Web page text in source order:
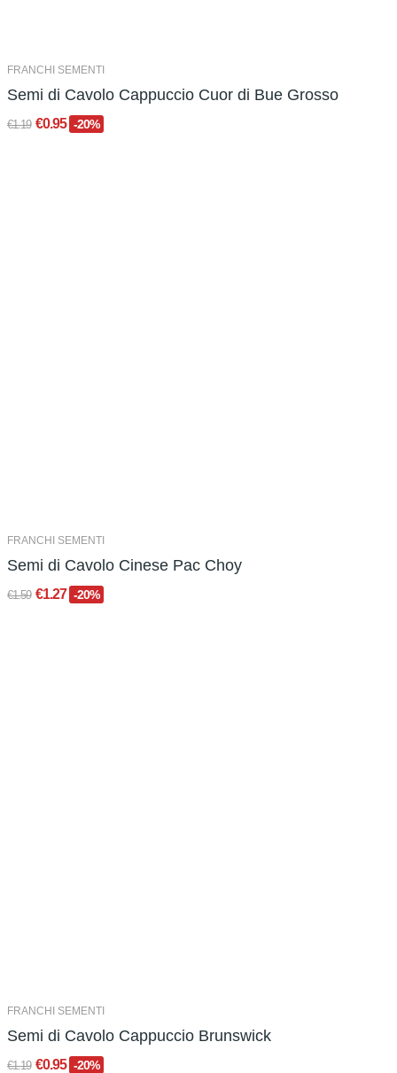
FRANCHI SEMENTI
Semi di Cavolo Cappuccio Cuor di Bue Grosso
€1.19 €0.95 -20%
FRANCHI SEMENTI
Semi di Cavolo Cinese Pac Choy
€1.59 €1.27 -20%
FRANCHI SEMENTI
Semi di Cavolo Cappuccio Brunswick
€1.19 €0.95 -20%